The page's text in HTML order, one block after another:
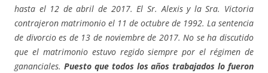
hasta el 12 de abril de 2017. El Sr. Alexis y la Sra. Victoria
contrajeron matrimonio el 11 de octubre de 1992. La sentencia
de divorcio es de 13 de noviembre de 2017. No se ha discutido
que el matrimonio estuvo regido siempre por el régimen de
gananciales. Puesto que todos los años trabajados lo fueron